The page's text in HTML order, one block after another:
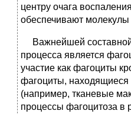
центру очага
обеспечивают молекулы
Важнейшей составной
процесса является
участие как фагоциты
фагоциты, находящиеся
(например, тканевые
процессы фагоцитоза в